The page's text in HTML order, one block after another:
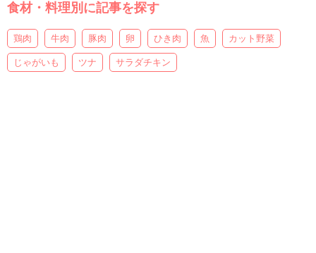
食材・料理別に記事を探す
鶏肉 牛肉 豚肉 卵 ひき肉 魚 カット野菜
じゃがいも ツナ サラダチキン